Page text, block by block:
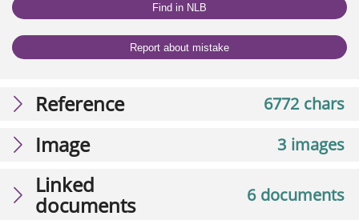
Find in NLB
Report about mistake
6772 chars
Reference
3 images
Image
6 documents
Linked
documents